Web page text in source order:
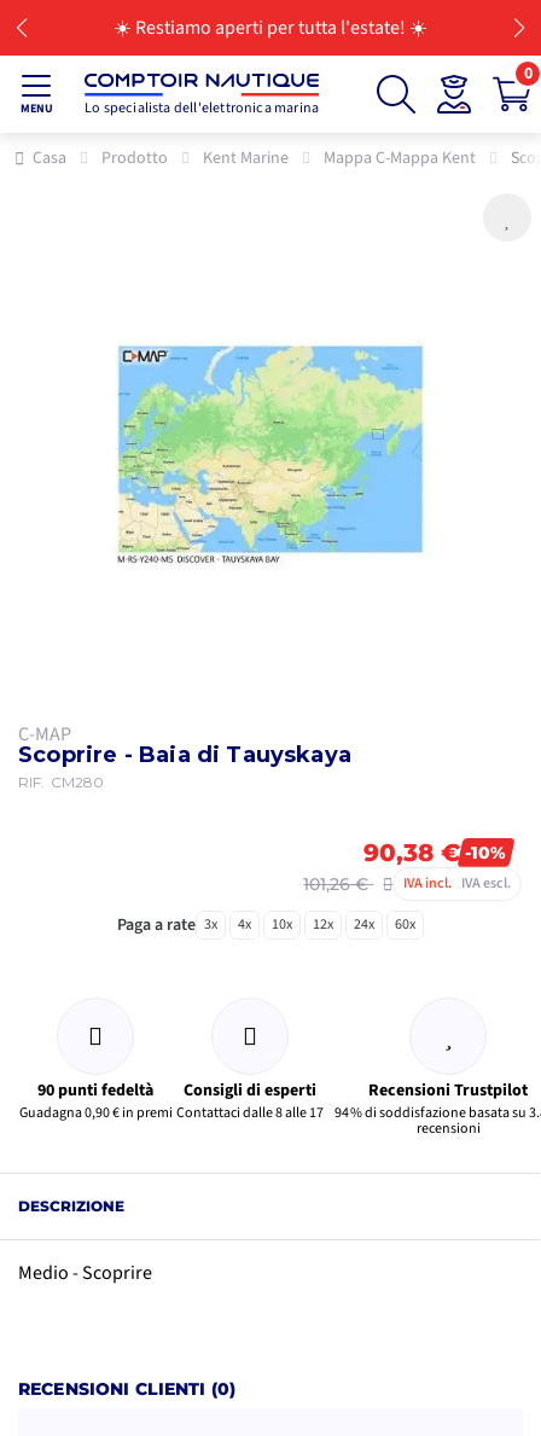
☀️ Restiamo aperti per tutta l'estate! ☀️
MENU Lo specialista dell'elettronica marina
0
Casa Prodotto Kent Marine Mappa C-Mappa Kent
C-MAP
Scoprire - Baia di Tauyskaya
RIF. CM280
90,38 € -10%
101,26 €
IVA incl. IVA escl.
Paga a rate 3x 4x 10x 12x 24x 60x
90 punti fedeltà
Guadagna 0,90 € in premi
Consigli di esperti
Contattaci dalle 8 alle 17
Recensioni Trustpilot
94 % di soddisfazione basata su
recensioni
DESCRIZIONE
Medio - Scoprire
RECENSIONI CLIENTI (0)